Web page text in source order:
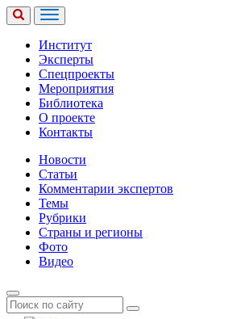
Институт
Эксперты
Спецпроекты
Мероприятия
Библиотека
О проекте
Контакты
Новости
Статьи
Комментарии экспертов
Темы
Рубрики
Страны и регионы
Фото
Видео